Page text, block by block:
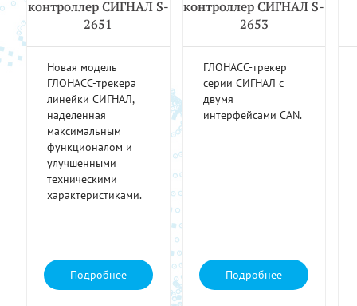
контроллер СИГНАЛ S-
2651
Новая модель
ГЛОНАСС-трекера
линейки СИГНАЛ,
наделенная
максимальным
функционалом и
улучшенными
техническими
характеристиками.
Подробнее
контроллер СИГНАЛ S-
2653
ГЛОНАСС-трекер
серии СИГНАЛ с
двумя
интерфейсами CAN.
Подробнее